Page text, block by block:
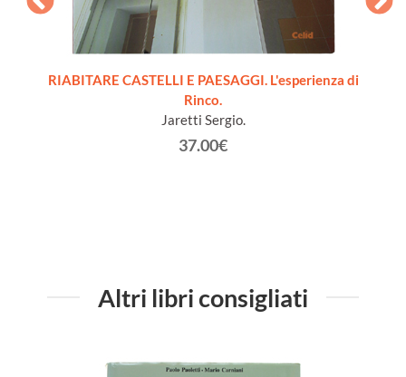
RIABITARE CASTELLI E PAESAGGI. L'esperienza di
Rinco.
Jaretti Sergio.
37.00€
Altri libri consigliati